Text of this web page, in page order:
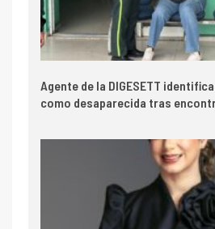
Agente de la DIGESETT
como desaparecida tras